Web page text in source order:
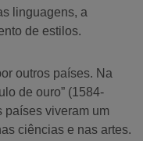
linguagens, a
de estilos.
outros países. Na
de ouro” (1584-
países viveram um
ciências e nas artes.